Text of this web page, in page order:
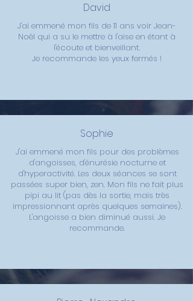
David
J'ai emmené mon fils de 11 ans voir Jean-
Noël qui a su le mettre à l'aise en étant à
l'écoute et bienveillant.
Je recommande les yeux fermés !
Sophie
J'ai emmené mon fils pour des problèmes
d'angoisses, d'énurésie nocturne et
d'hyperactivité. Les deux séances se sont
passées super bien, zen. Mon fils ne fait plus
pipi au lit (pas dès la sortie, mais très
impressionnant après quelques semaines).
L'angoisse a bien diminué aussi. Je
recommande.